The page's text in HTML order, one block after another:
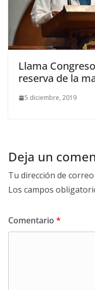
Llama
reserva de la
5 diciembre, 2019
Deja un
Tu dirección de
Los campos
Comentario *